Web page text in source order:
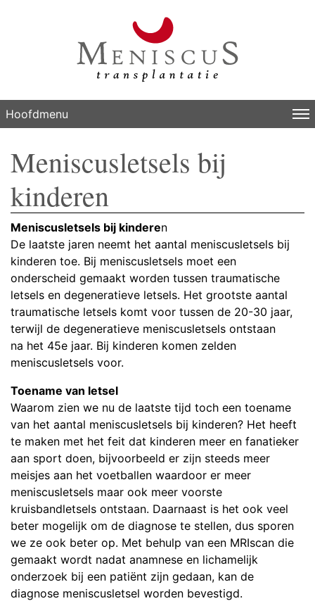
Hoofdmenu
Meniscusletsels bij
kinderen
Meniscusletsels bij kinderen
De laatste jaren neemt het aantal meniscusletsels bij
kinderen toe. Bij meniscusletsels moet een
onderscheid gemaakt worden tussen traumatische
letsels en degeneratieve letsels. Het grootste aantal
traumatische letsels komt voor tussen de 20-30 jaar,
terwijl de degeneratieve meniscusletsels ontstaan
na het 45e jaar. Bij kinderen komen zelden
meniscusletsels voor.
Toename van letsel
Waarom zien we nu de laatste tijd toch een toename
van het aantal meniscusletsels bij kinderen? Het heeft
te maken met het feit dat kinderen meer en fanatieker
aan sport doen, bijvoorbeeld er zijn steeds meer
meisjes aan het voetballen waardoor er meer
meniscusletsels maar ook meer voorste
kruisbandletsels ontstaan. Daarnaast is het ook veel
beter mogelijk om de diagnose te stellen, dus sporen
we ze ook beter op. Met behulp van een MRIscan die
gemaakt wordt nadat anamnese en lichamelijk
onderzoek bij een patiënt zijn gedaan, kan de
diagnose meniscusletsel worden bevestigd.